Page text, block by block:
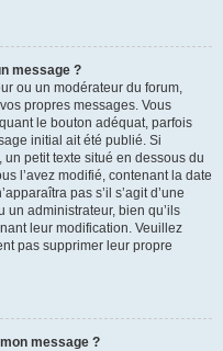
message ?
ou un modérateur du forum,
propres messages. Vous
le bouton adéquat, parfois
initial ait été publié. Si
petit texte situé en dessous du
l’avez modifié, contenant la date
pas s’il s’agit d’une
un administrateur, bien qu’ils
leur modification. Veuillez
pas supprimer leur propre
message ?